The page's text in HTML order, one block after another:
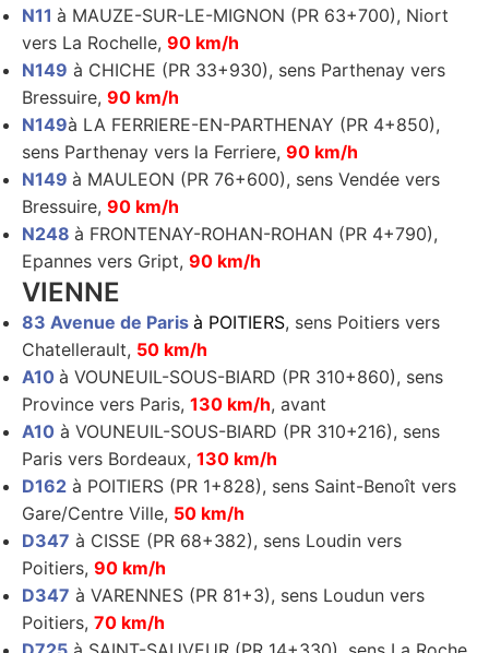
N11 à MAUZE-SUR-LE-MIGNON (PR 63+700), Niort
vers La Rochelle, 90 km/h
N149 à CHICHE (PR 33+930), sens Parthenay vers
Bressuire, 90 km/h
N149à LA FERRIERE-EN-PARTHENAY (PR 4+850),
sens Parthenay vers la Ferriere, 90 km/h
N149 à MAULEON (PR 76+600), sens Vendée vers
Bressuire, 90 km/h
N248 à FRONTENAY-ROHAN-ROHAN (PR 4+790),
Epannes vers Gript, 90 km/h
VIENNE
83 Avenue de Paris à POITIERS, sens Poitiers vers
Chatellerault, 50 km/h
A10 à VOUNEUIL-SOUS-BIARD (PR 310+860), sens
Province vers Paris, 130 km/h, avant
A10 à VOUNEUIL-SOUS-BIARD (PR 310+216), sens
Paris vers Bordeaux, 130 km/h
D162 à POITIERS (PR 1+828), sens Saint-Benoît vers
Gare/Centre Ville, 50 km/h
D347 à CISSE (PR 68+382), sens Loudin vers
Poitiers, 90 km/h
D347 à VARENNES (PR 81+3), sens Loudun vers
Poitiers, 70 km/h